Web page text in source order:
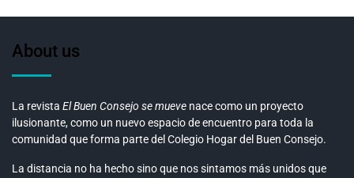
About us
La revista El Buen Consejo se mueve nace como un proyecto
ilusionante, como un nuevo espacio de encuentro para toda la
comunidad que forma parte del Colegio Hogar del Buen Consejo.
La distancia no ha hecho sino que nos sintamos más unidos que